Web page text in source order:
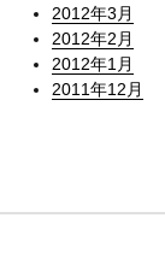
2012年3月
2012年2月
2012年1月
2011年12月